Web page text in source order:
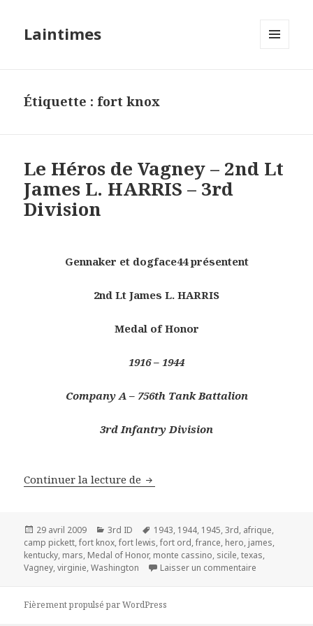
Laintimes
Étiquette : fort knox
Le Héros de Vagney – 2nd Lt
James L. HARRIS – 3rd
Division
Gennaker et dogface44 présentent
2nd Lt James L. HARRIS
Medal of Honor
1916 – 1944
Company A – 756th Tank Battalion
3rd Infantry Division
Continuer la lecture de Le Héros de Vagney – 2nd Lt
Publié
le
29 avril 2009 Catégories
3rd ID
Mots-
clés
1943, 1944, 1945,3rd, afrique,
camp pickett,fort knox,fort lewis,fort ord,france, hero, james,
kentucky, mars, Medal of Honor, monte cassino, sicile,texas,
Vagney,virginie,Washington Laisser un commentaire
Fièrement propulsé par WordPress